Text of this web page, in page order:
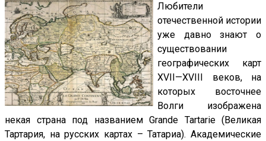
Любители
отечественной истории
уже давно знают о
существовании
географических карт
XVII—XVIII веков, на
которых восточнее
Волги изображена
некая страна под названием Grande Tartarie (Великая
Тартария, на русских картах – Татариа). Академические